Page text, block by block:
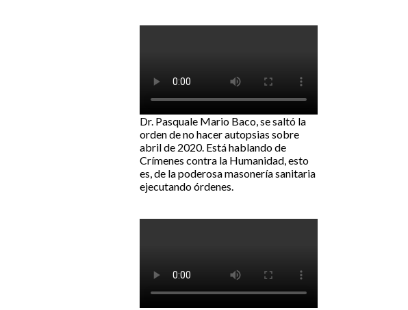
Dr. Pasquale Mario Baco, se saltó la
orden de no hacer autopsias sobre
abril de 2020. Está hablando de
Crímenes contra la Humanidad, esto
es, de la poderosa masonería sanitaria
ejecutando órdenes.